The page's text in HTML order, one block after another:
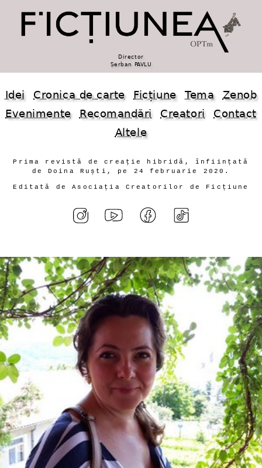
Director
Șerban PAVLU
Idei Cronica de carte Ficțiune Tema
Zenob
Evenimente
Recomandări Creatori
Contact
Altele
Prima revistă de creație hibridă, înființată
de Doina Ruști, pe 24 februarie 2020.
Editată de Asociația Creatorilor de Ficțiune